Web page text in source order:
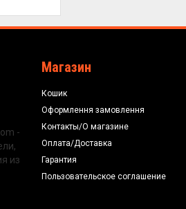
-
из
Магазин
Кошик
Оформлення замовлення
Контакты/О магазине
Оплата/Доставка
Гарантия
Пользовательское соглашение